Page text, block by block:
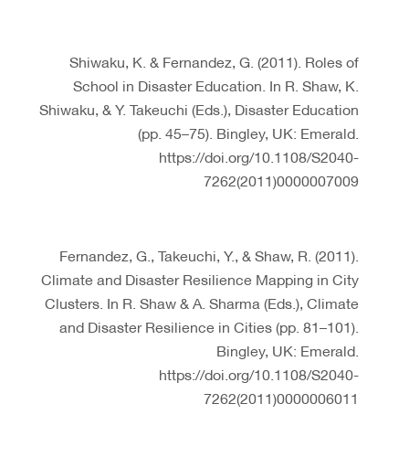
Shiwaku, K. & Fernandez, G. (2011). Roles of
School in Disaster Education. In R. Shaw, K.
Shiwaku, & Y. Takeuchi (Eds.), Disaster Education
(pp. 45–75). Bingley, UK: Emerald.
https://doi.org/10.1108/S2040-
7262(2011)0000007009
Fernandez, G., Takeuchi, Y., & Shaw, R. (2011).
Climate and Disaster Resilience Mapping in City
Clusters. In R. Shaw & A. Sharma (Eds.), Climate
and Disaster Resilience in Cities (pp. 81–101).
Bingley, UK: Emerald.
https://doi.org/10.1108/S2040-
7262(2011)0000006011